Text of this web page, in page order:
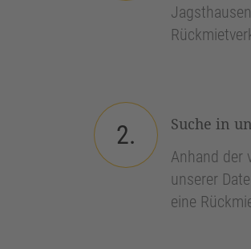
2.
Suche in
Anhand der
unserer
eine